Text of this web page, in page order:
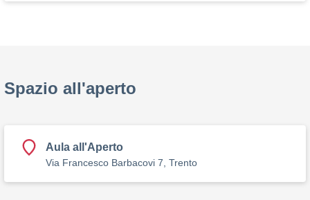
Spazio all'aperto
Aula all'Aperto
Via Francesco Barbacovi 7, Trento